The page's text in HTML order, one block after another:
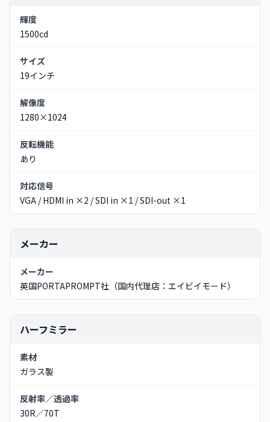
輝度
1500cd
サイズ
19インチ
解像度
1280×1024
反転機能
あり
対応信号
VGA / HDMI in ×2 / SDI in ×1 / SDI-out ×1
メーカー
メーカー
英国PORTAPROMPT社（国内代理店：エイビイモード）
ハーフミラー
素材
ガラス製
反射率／透過率
30R／70T